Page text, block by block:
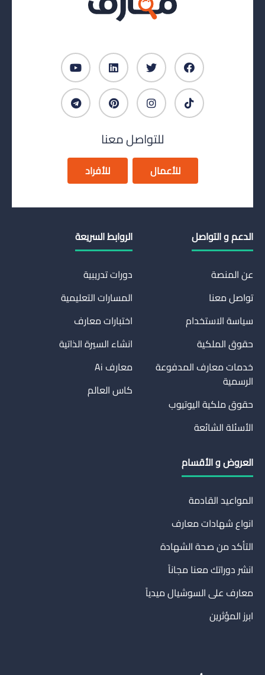
للتواصل معنا
للأعمال للأفراد
الدعم و التواصل
عن المنصة
تواصل معنا
سياسة الاستخدام
حقوق الملكية
خدمات معارف المدفوعة
الرسمية
حقوق ملكية اليوتيوب
الأسئلة الشائعة
الروابط السريعة
دورات تدريبية
المسارات التعليمية
اختبارات معارف
انشاء السيرة الذاتية
معارف Ai
كاس العالم
العروض و الأقسام
المواعيد القادمة
انواع شهادات معارف
التأكد من صحة الشهادة
انشر دوراتك معنا مجاناً
معارف على السوشيال ميدياً
ابرز المؤثرين